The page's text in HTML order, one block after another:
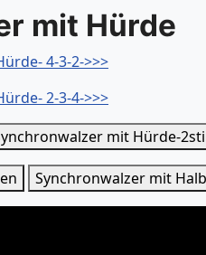
mit Hürde
4-3-2->>>
2-3-4->>>
mit Hürde-
Synchronwalzer mit